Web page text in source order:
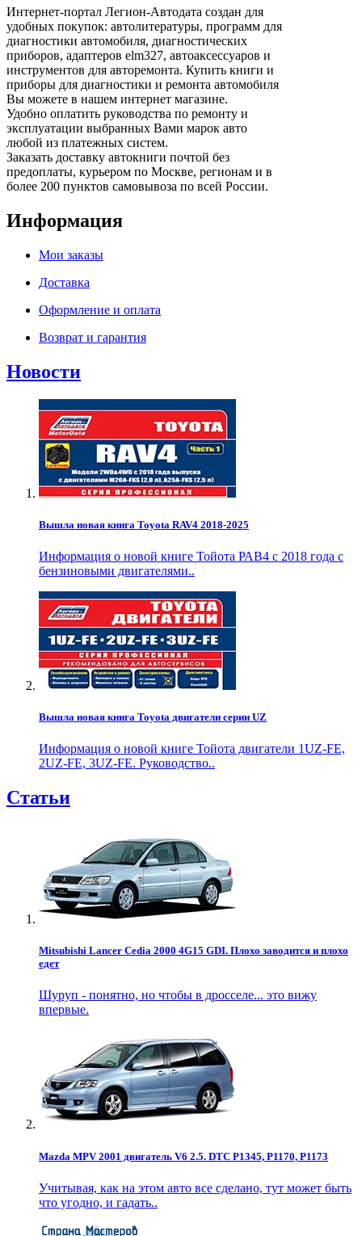
Интернет-портал Легион-Автодата создан для
удобных покупок: автолитературы, программ для
диагностики автомобиля, диагностических
приборов, адаптеров elm327, автоаксессуаров и
инструментов для авторемонта. Купить книги и
приборы для диагностики и ремонта автомобиля
Вы можете в нашем интернет магазине.
Удобно оплатить руководства по ремонту и
эксплуатации выбранных Вами марок авто
любой из платежных систем.
Заказать доставку автокниги почтой без
предоплаты, курьером по Москве, регионам и в
более 200 пунктов самовывоза по всей России.
Информация
Мои заказы
Доставка
Оформление и оплата
Возврат и гарантия
Новости
Вышла новая книга Toyota RAV4 2018-2025
Информация о новой книге Тойота РАВ4 с 2018 года с
бензиновыми двигателями..
Вышла новая книга Toyota двигатели серии UZ
Информация о новой книге Тойота двигатели 1UZ-FE,
2UZ-FE, 3UZ-FE. Руководство..
Статьи
Mitsubishi Lancer Cedia 2000 4G15 GDI. Плохо заводится и плохо
едет
Шуруп - понятно, но чтобы в дросселе... это вижу
впервые.
Mazda MPV 2001 двигатель V6 2.5. DTC P1345, P1170, P1173
Учитывая, как на этом авто все сделано, тут может быть
что угодно, и гадать..